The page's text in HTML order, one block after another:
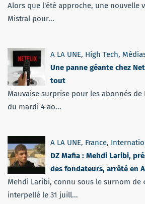
Alors que l'été approche, une nouvelle
Mistral pour...
A LA UNE, High Tech,
Une panne géante chez
tout
Mauvaise surprise pour les abonnés de
du mardi 4 ao...
A LA UNE, France,
DZ Mafia : Mehdi Laribi,
des fondateurs, arrêté en
Mehdi Laribi, connu sous le surnom de
interpellé le 31 juill...